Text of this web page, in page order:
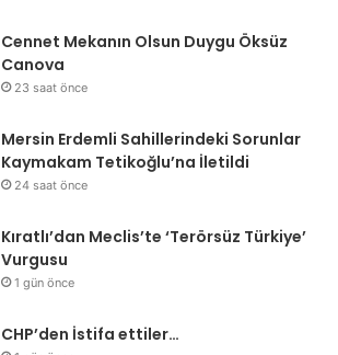
Cennet Mekanın Olsun Duygu Öksüz
Canova
23 saat önce
Mersin Erdemli Sahillerindeki Sorunlar
Kaymakam Tetikoğlu’na İletildi
24 saat önce
Kıratlı’dan Meclis’te ‘Terörsüz Türkiye’
Vurgusu
1 gün önce
CHP’den İstifa ettiler…